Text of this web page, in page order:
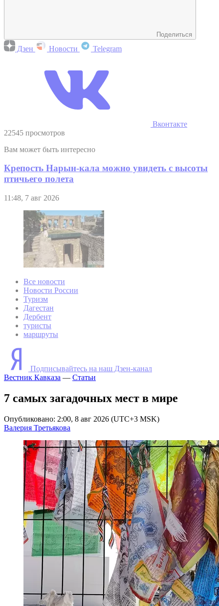
Поделиться
Дзен Новости Telegram
Вконтакте
22545 просмотров
Вам может быть интересно
Крепость Нарын-кала можно увидеть с высоты
птичьего полета
11:48, 7 авг 2026
Все новости
Новости России
Туризм
Дагестан
Дербент
туристы
маршруты
Подписывайтесь на наш Дзен-канал
Вестник Кавказа — Статьи
7 самых загадочных мест в мире
Опубликовано: 2:00, 8 авг 2026 (UTC+3 MSK)
Валерия Третьякова